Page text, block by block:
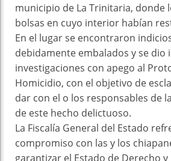
municipio de La Trinitaria, donde
bolsas en cuyo interior habían
En el lugar se encontraron
debidamente embalados y se dio
investigaciones con apego al
Homicidio, con el objetivo de
dar con el o los responsables de
de este hecho delictuoso.
La Fiscalía General del Estado
compromiso con las y los
garantizar el Estado de Derecho